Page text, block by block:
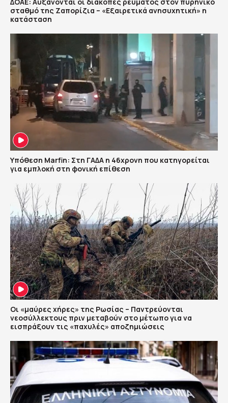
σταθμό της Ζαπορίζια – «Εξαιρετικά ανησυχητική» η
κατάσταση
Υπόθεση Marfin: Στη ΓΑΔΑ η 46χρονη που κατηγορείται
για εμπλοκή στη φονική επίθεση
Οι «μαύρες χήρες» της Ρωσίας – Παντρεύονται
νεοσύλλεκτους πριν μεταβούν στο μέτωπο για να
εισπράξουν τις «παχυλές» αποζημιώσεις